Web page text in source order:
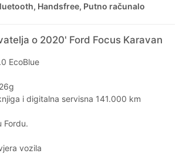
Handsfree, Putno računalo
o 2020' Ford Focus Karavan
EcoBlue
i digitalna servisna 141.000 km
Fordu.
vozila